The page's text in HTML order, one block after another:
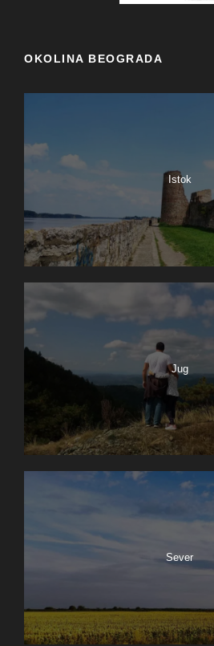
OKOLINA BEOGRADA
Istok
Jug
Sever